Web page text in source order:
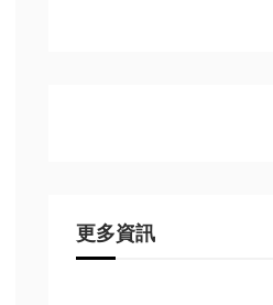
更多資訊